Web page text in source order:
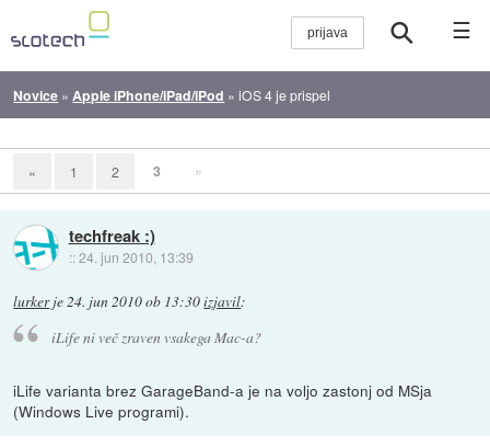
☰
Novice » Apple iPhone/iPad/iPod »iOS 4 je prispel
« 1 2 3 »
techfreak :)
::24. jun 2010, 13:39
lurkerje24. jun 2010 ob 13:30izjavil:
iLife ni več zraven vsakega Mac-a?
iLife varianta brez GarageBand-a je na voljo zastonj od MSja
(Windows Live programi).